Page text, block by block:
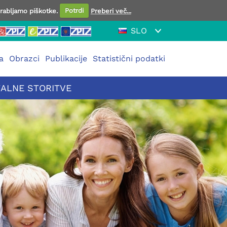
piškotke. Potrdi Preberi več...
SLO
Obrazci Publikacije Statistični podatki
STORITVE